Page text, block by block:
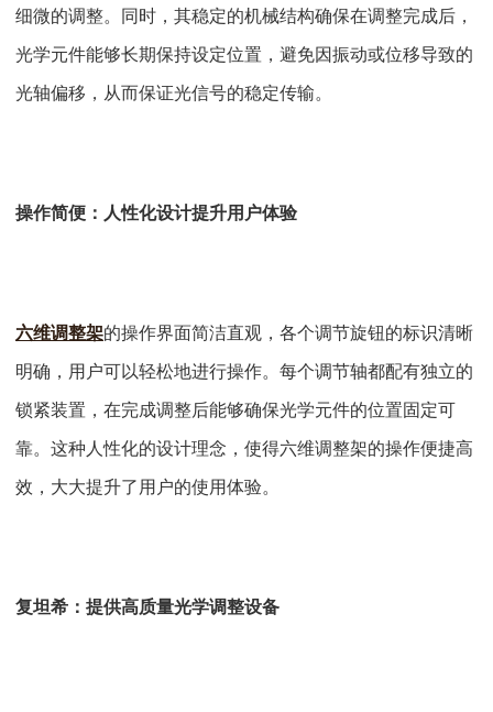
细微的调整。同时，其稳定的机械结构确保在调整完成后，
光学元件能够长期保持设定位置，避免因振动或位移导致的
光轴偏移，从而保证光信号的稳定传输。
操作简便：人性化设计提升用户体验
六维调整架的操作界面简洁直观，各个调节旋钮的标识清晰
明确，用户可以轻松地进行操作。每个调节轴都配有独立的
锁紧装置，在完成调整后能够确保光学元件的位置固定可
靠。这种人性化的设计理念，使得六维调整架的操作便捷高
效，大大提升了用户的使用体验。
复坦希：提供高质量光学调整设备